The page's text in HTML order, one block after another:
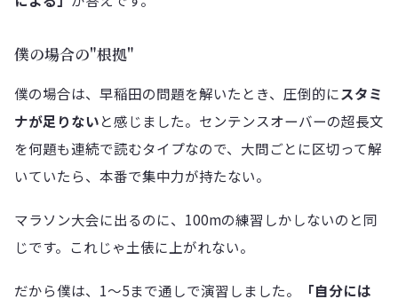
僕の場合の"根拠"
僕の場合は、早稲田の問題を解いたとき、圧倒的にスタミ
ナが足りないと感じました。センテンスオーバーの超長文
を何題も連続で読むタイプなので、大問ごとに区切って解
いていたら、本番で集中力が持たない。
マラソン大会に出るのに、100mの練習しかしないのと同
じです。これじゃ土俵に上がれない。
だから僕は、1〜5まで通しで演習しました。
「自分には